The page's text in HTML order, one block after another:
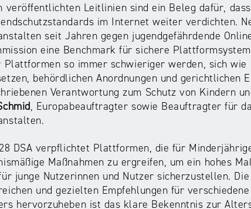
veröffentlichten Leitlinien sind ein Beleg dafür,
im Internet weiter verdichten.
seit Jahren gegen jugendgefährdende
eine Benchmark für sichere
so immer schwieriger werden, sich wie
behördlichen Anordnungen und gerichtlichen
Verantwortung zum Schutz von Kindern
, Europabeauftragter sowie Beauftragter für
DSA verpflichtet Plattformen, die für
Maßnahmen zu ergreifen, um ein hohes
junge Nutzerinnen und Nutzer sicherzustellen.
und gezielten Empfehlungen für
hervorzuheben ist das klare Bekenntnis zur